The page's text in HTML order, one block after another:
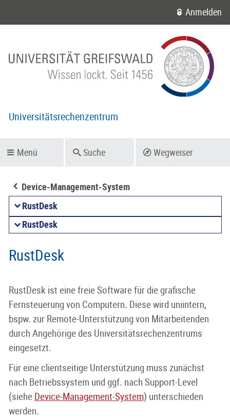
Anmelden
Universitätsrechenzentrum
Menü Suche Wegweiser
Device-Management-System
RustDesk
RustDesk
RustDesk
RustDesk ist eine freie Software für die grafische
Fernsteuerung von Computern. Diese wird uniintern,
bspw. zur Remote-Unterstützung von Mitarbeitenden
durch Angehörige des Universitätsrechenzentrums
eingesetzt.
Für eine clientseitige Unterstützung muss zunächst
nach Betriebssystem und ggf. nach Support-Level
(siehe Device-Management-System) unterschieden
werden.